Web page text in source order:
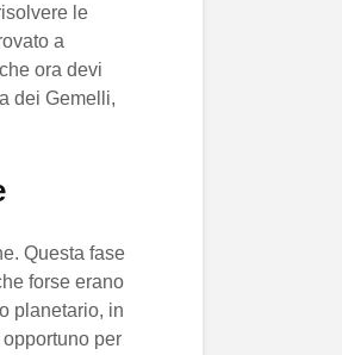
le
a
ora devi
dei Gemelli,
Questa fase
forse erano
planetario, in
per